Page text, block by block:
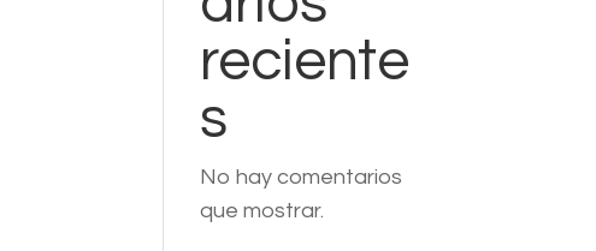
reciente
s
No hay comentarios
que mostrar.